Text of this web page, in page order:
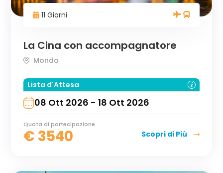
11 Giorni
La Cina con accompagnatore
Mondo
Lista d'Attesa
08 Ott 2026 - 18 Ott 2026
Quota di partecipazione
€ 3540 Scopri di Più